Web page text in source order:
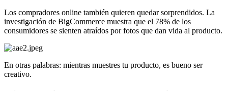
Los compradores online también quieren quedar sorprendidos. La
investigación de BigCommerce muestra que el 78% de los
consumidores se sienten atraídos por fotos que dan vida al producto.
En otras palabras: mientras muestres tu producto, es bueno ser
creativo.